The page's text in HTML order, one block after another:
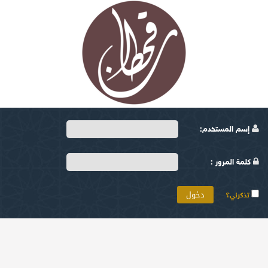
إسم المستخدم:
كلمة المرور :
تذكرني؟